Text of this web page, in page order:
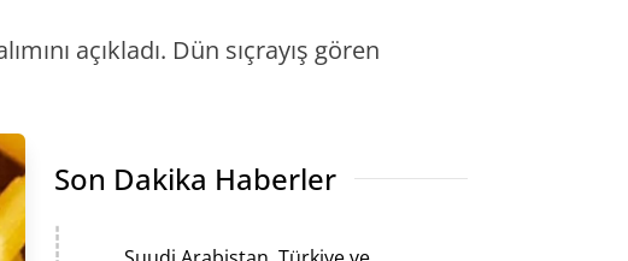
açıkladı. Dün sıçrayış gören
Son Dakika Haberler